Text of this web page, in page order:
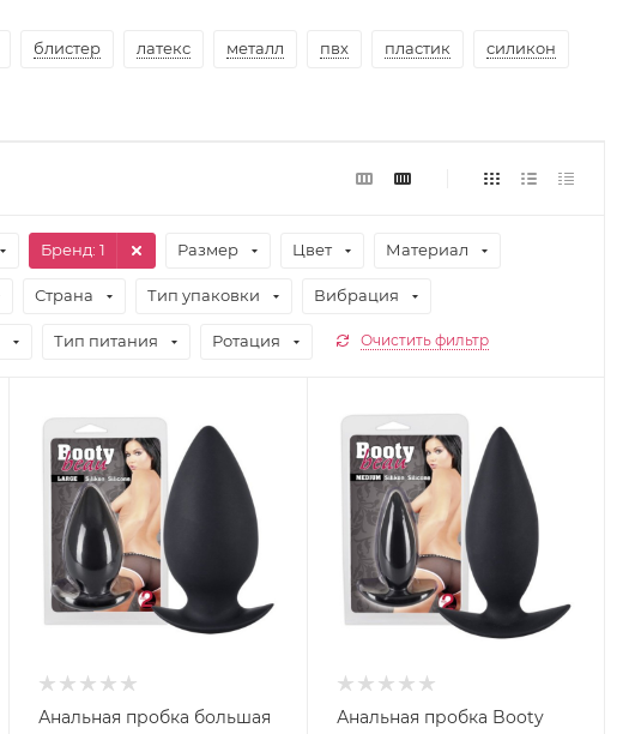
блистер латекс металл пвх пластик силикон
Бренд: 1 Размер Цвет Материал
Страна Тип упаковки Вибрация
Тип питания Ротация Очистить фильтр
Анальная пробка большая
Анальная пробка Booty